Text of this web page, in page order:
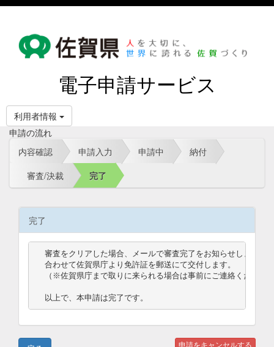
電子申請サービス
利用者情報
申請の流れ
内容確認
申請入力 申請中
納付
審査/決裁
完了
完了
審査をクリアした場合、メールで審査完了をお知らせします。
合わせて佐賀県庁より免許証を郵送にて交付します。
（※佐賀県庁まで取りに来られる場合は事前にご連絡ください
以上で、本申請は完了です。